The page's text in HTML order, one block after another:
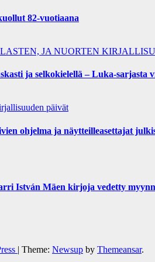
82-vuotiaana
LASTEN, JA NUORTEN
ja selkokielellä – Luka-sarjasta
päivät
ohjelma ja näytteilleasettajat
István Mäen kirjoja vedetty
Theme: Newsup by Themeansar.